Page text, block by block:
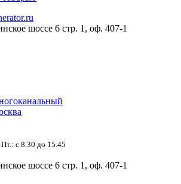
шоссе 6 стр. 1, оф. 407-1
с 8.30 до 15.45
шоссе 6 стр. 1, оф. 407-1